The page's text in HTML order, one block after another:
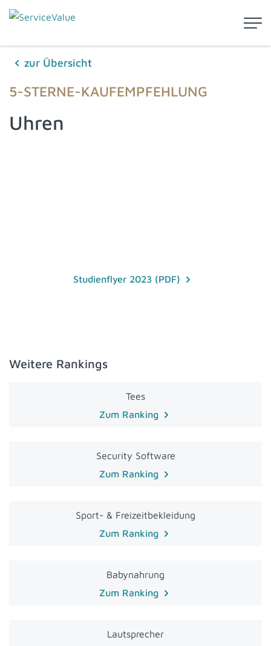
zur Übersicht
5-STERNE-KAUFEMPFEHLUNG
Uhren
Studienflyer 2023 (PDF)
Weitere Rankings
Tees
Zum Ranking
Security Software
Zum Ranking
Sport- & Freizeitbekleidung
Zum Ranking
Babynahrung
Zum Ranking
Lautsprecher